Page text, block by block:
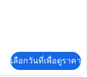
เลือกวันที่เพื่อดูราคา